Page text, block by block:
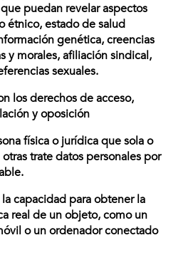
puedan revelar aspectos
étnico, estado de salud
genética, creencias
y morales, afiliación sindical,
sexuales.
los derechos de acceso,
y oposición
física o jurídica que sola o
trate datos personales por
capacidad para obtener la
real de un objeto, como un
o un ordenador conectado